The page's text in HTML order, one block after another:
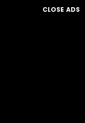
CLOSE ADS